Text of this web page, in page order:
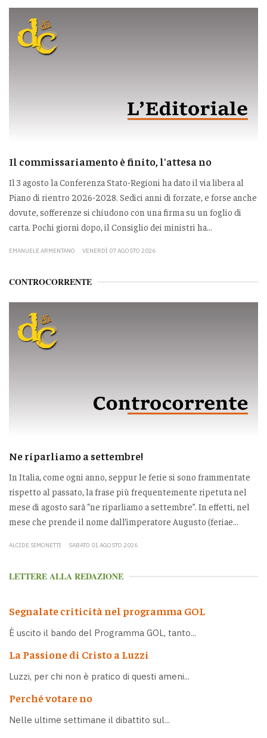
Il commissariamento è finito, l'attesa no
Il 3 agosto la Conferenza Stato-Regioni ha dato il via libera al
Piano di rientro 2026-2028. Sedici anni di forzate, e forse anche
dovute, sofferenze si chiudono con una firma su un foglio di
carta. Pochi giorni dopo, il Consiglio dei ministri ha...
EMANUELE ARMENTANO VENERDÌ 07 AGOSTO 2026
CONTROCORRENTE
Ne riparliamo a settembre!
In Italia, come ogni anno, seppur le ferie si sono frammentate
rispetto al passato, la frase più frequentemente ripetuta nel
mese di agosto sarà “ne riparliamo a settembre”. In effetti, nel
mese che prende il nome dall’imperatore Augusto (feriae...
ALCIDE SIMONETTI SABATO 01 AGOSTO 2026
LETTERE ALLA REDAZIONE
Segnalate criticità nel programma GOL
È uscito il bando del Programma GOL, tanto...
La Passione di Cristo a Luzzi
Luzzi, per chi non è pratico di questi ameni...
Perché votare no
Nelle ultime settimane il dibattito sul...